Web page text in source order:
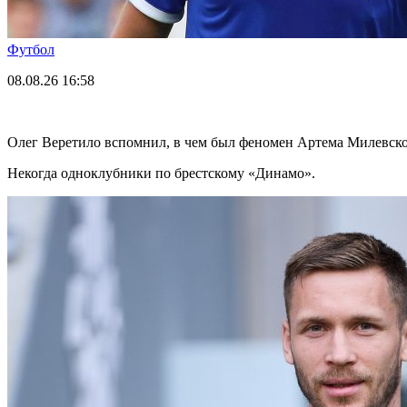
Футбол
08.08.26 16:58
Олег Веретило вспомнил, в чем был феномен Артема
Некогда одноклубники по брестскому «Динамо».